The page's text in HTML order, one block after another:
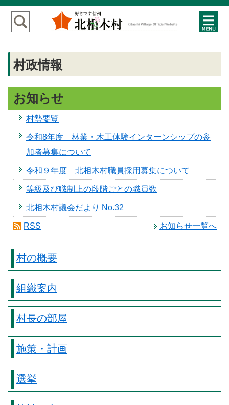
村政情報
お知らせ
村勢要覧
令和8年度 林業・木工体験インターンシップの参
加者募集について
令和９年度 北相木村職員採用募集について
等級及び職制上の段階ごとの職員数
北相木村議会だより No.32
RSS お知らせ一覧へ
村の概要
組織案内
村長の部屋
施策・計画
選挙